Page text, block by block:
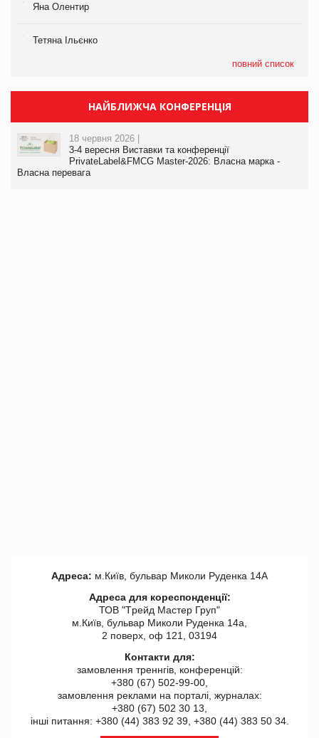
Яна Олентир
Тетяна Ільєнко
повний список
НАЙБЛИЖЧА КОНФЕРЕНЦІЯ
18 червня 2026 |
3-4 вересня Виставки та конференції
PrivateLabel&FMCG Master-2026: Власна марка -
Власна перевага
Адреса: м.Київ, бульвар Миколи Руденка 14А
Адреса для кореспонденції:
ТОВ "Tрейд Мастер Груп"
м.Київ, бульвар Миколи Руденка 14а,
2 поверх, оф 121, 03194
Контакти для:
замовлення треннгів, конференцій:
+380 (67) 502-99-00,
замовлення реклами на порталі, журналах:
+380 (67) 502 30 13,
інші питання: +380 (44) 383 92 39, +380 (44) 383 50 34.